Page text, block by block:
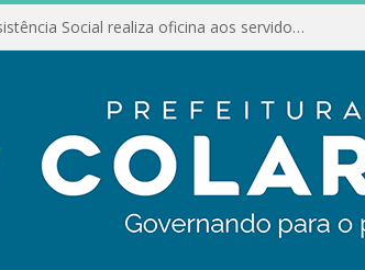
Conselho Municipal de Assistência Social realiza oficina aos servidores